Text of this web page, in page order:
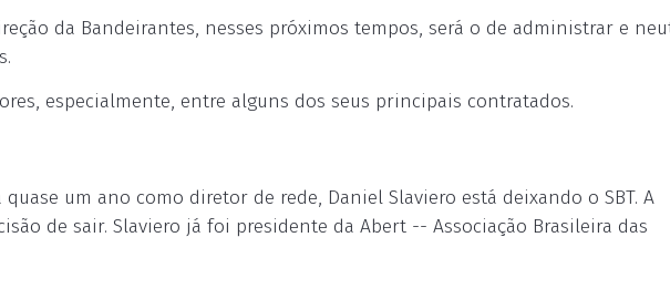
da Bandeirantes, nesses próximos tempos, será o de administrar e
especialmente, entre alguns dos seus principais contratados.
um ano como diretor de rede, Daniel Slaviero está deixando o SBT. A
de sair. Slaviero já foi presidente da Abert -- Associação Brasileira das